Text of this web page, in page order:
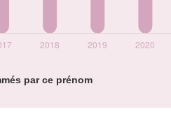
par ce prénom